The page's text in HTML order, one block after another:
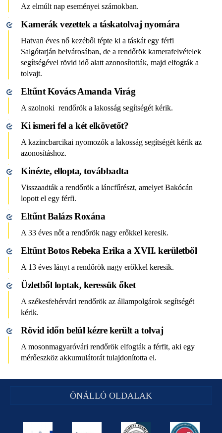
Az elmúlt nap eseményei számokban.
Kamerák vezettek a táskatolvaj nyomára
Hatvan éves nő kezéből tépte ki a táskát egy férfi
Salgótarján belvárosában, de a rendőrök kamerafelvételek
segítségével rövid idő alatt azonosították, majd elfogták a
tolvajt.
Eltűnt Kovács Amanda Virág
A szolnoki rendőrök a lakosság segítségét kérik.
Ki ismeri fel a két elkövetőt?
A kazincbarcikai nyomozók a lakosság segítségét kérik az
azonosításhoz.
Kinézte, ellopta, továbbadta
Visszaadták a rendőrök a láncfűrészt, amelyet Bakócán
lopott el egy férfi.
Eltűnt Balázs Roxána
A 33 éves nőt a rendőrök nagy erőkkel keresik.
Eltűnt Botos Rebeka Erika a XVII. kerületből
A 13 éves lányt a rendőrök nagy erőkkel keresik.
Üzletből loptak, keressük őket
A székesfehérvári rendőrök az állampolgárok segítségét
kérik.
Rövid időn belül kézre került a tolvaj
A mosonmagyaróvári rendőrök elfogták a férfit, aki egy
mérőeszköz akkumulátorát tulajdonította el.
ÖNÁLLÓ OLDALAK